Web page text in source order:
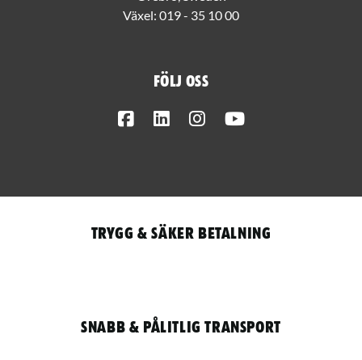
Växel: 019 - 35 10 00
Följ oss
FacebookLinkedInInstagram
Trygg & säker betalning
Snabb & pålitlig transport